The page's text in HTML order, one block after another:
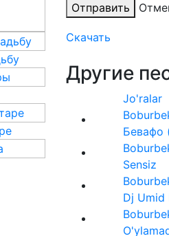
Отправить
Скачать
Другие
Jo'ralar
Бевафо
Sensiz
Dj Umid